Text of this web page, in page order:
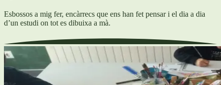
Esbossos a mig fer, encàrrecs que ens han fet pensar i el dia a dia
d’un estudi on tot es dibuixa a mà.